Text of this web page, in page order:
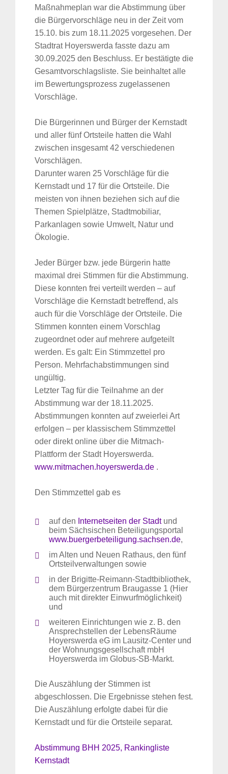
Maßnahmeplan war die Abstimmung über
die Bürgervorschläge neu in der Zeit vom
15.10. bis zum 18.11.2025 vorgesehen. Der
Stadtrat Hoyerswerda fasste dazu am
30.09.2025 den Beschluss. Er bestätigte die
Gesamtvorschlagsliste. Sie beinhaltet alle
im Bewertungsprozess zugelassenen
Vorschläge.
Die Bürgerinnen und Bürger der Kernstadt
und aller fünf Ortsteile hatten die Wahl
zwischen insgesamt 42 verschiedenen
Vorschlägen.
Darunter waren 25 Vorschläge für die
Kernstadt und 17 für die Ortsteile. Die
meisten von ihnen beziehen sich auf die
Themen Spielplätze, Stadtmobiliar,
Parkanlagen sowie Umwelt, Natur und
Ökologie.
Jeder Bürger bzw. jede Bürgerin hatte
maximal drei Stimmen für die Abstimmung.
Diese konnten frei verteilt werden – auf
Vorschläge die Kernstadt betreffend, als
auch für die Vorschläge der Ortsteile. Die
Stimmen konnten einem Vorschlag
zugeordnet oder auf mehrere aufgeteilt
werden. Es galt: Ein Stimmzettel pro
Person. Mehrfachabstimmungen sind
ungültig.
Letzter Tag für die Teilnahme an der
Abstimmung war der 18.11.2025.
Abstimmungen konnten auf zweierlei Art
erfolgen – per klassischem Stimmzettel
oder direkt online über die Mitmach-
Plattform der Stadt Hoyerswerda.
www.mitmachen.hoyerswerda.de .
Den Stimmzettel gab es
auf den Internetseiten der Stadtund
beim Sächsischen Beteiligungsportal
www.buergerbeteiligung.sachsen.de,
im Alten und Neuen Rathaus, den fünf
Ortsteilverwaltungen sowie
in der Brigitte-Reimann-Stadtbibliothek,
dem Bürgerzentrum Braugasse 1 (Hier
auch mit direkter Einwurfmöglichkeit)
und
weiteren Einrichtungen wie z. B. den
Ansprechstellen der LebensRäume
Hoyerswerda eG im Lausitz-Center und
der Wohnungsgesellschaft mbH
Hoyerswerda im Globus-SB-Markt.
Die Auszählung der Stimmen ist
abgeschlossen. Die Ergebnisse stehen fest.
Die Auszählung erfolgte dabei für die
Kernstadt und für die Ortsteile separat.
Abstimmung BHH 2025, Rankingliste
Kernstadt